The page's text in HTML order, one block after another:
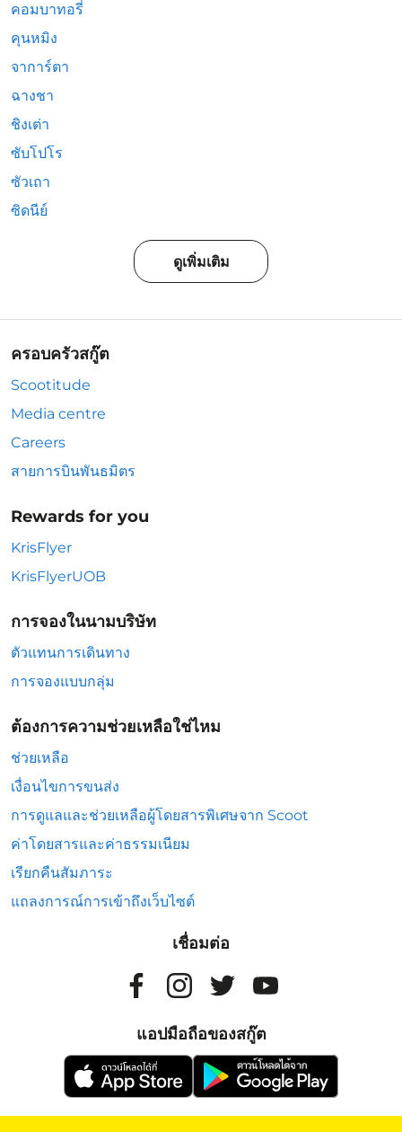
คอมบาทอรี่
คุนหมิง
จาการ์ตา
ฉางชา
ชิงเต่า
ซับโปโร
ซัวเถา
ซิดนีย์
ดูเพิ่มเติม
ครอบครัวสกู๊ต
Scootitude
Media centre
Careers
สายการบินพันธมิตร
Rewards for you
KrisFlyer
KrisFlyerUOB
การจองในนามบริษัท
ตัวแทนการเดินทาง
การจองแบบกลุ่ม
ต้องการความช่วยเหลือใช่ไหม
ช่วยเหลือ
เงื่อนไขการขนส่ง
การดูแลและช่วยเหลือผู้โดยสารพิเศษจาก Scoot
ค่าโดยสารและค่าธรรมเนียม
เรียกคืนสัมภาระ
แถลงการณ์การเข้าถึงเว็บไซต์
เชื่อมต่อ
แอปมือถือของสกู๊ต